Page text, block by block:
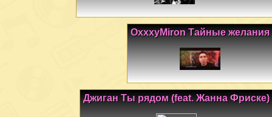
OxxxyMiron Тайные желания
Джиган Ты рядом (feat. Жанна Фриске)